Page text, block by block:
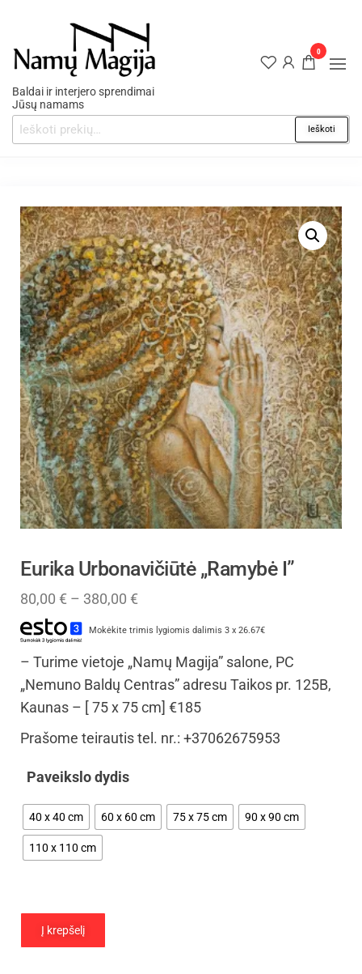
Baldai ir interjero sprendimai
Jūsų namams
Ieškoti
0
Eurika Urbonavičiūtė „Ramybė I”
80,00 € – 380,00 €
Mokėkite trimis lygiomis dalimis 3 x 26.67€
– Turime vietoje „Namų Magija” salone, PC
„Nemuno Baldų Centras” adresu Taikos pr. 125B,
Kaunas – [ 75 x 75 cm] €185
Prašome teirautis tel. nr.: +37062675953
Paveikslo dydis
40 x 40 cm 60 x 60 cm 75 x 75 cm 90 x 90 cm
110 x 110 cm
Į krepšelį